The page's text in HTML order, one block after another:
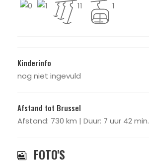
0 1 11 1
Kinderinfo
nog niet ingevuld
Afstand tot Brussel
Afstand: 730 km | Duur: 7 uur 42 min.
FOTO'S